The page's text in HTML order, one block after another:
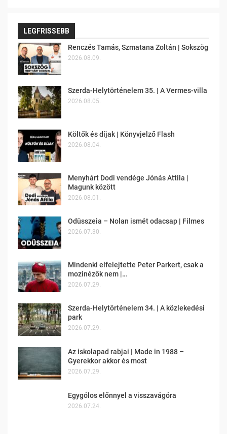
LEGFRISSEBB
Renczés Tamás, Szmatana Zoltán | Sokszög
2026.08.09.
Szerda-Helytörténelem 35. | A Vermes-villa
2026.08.05.
Költők és díjak | Könyvjelző Flash
2026.08.04.
Menyhárt Dodi vendége Jónás Attila |
Magunk között
2026.08.01.
Odüsszeia – Nolan ismét odacsap | Filmes
2026.07.30.
Mindenki elfelejtette Peter Parkert, csak a
mozinézők nem |…
2026.07.29.
Szerda-Helytörténelem 34. | A közlekedési
park
2026.07.29.
Az iskolapad rabjai | Made in 1988 –
Gyerekkor akkor és most
2026.07.29.
Egygólos előnnyel a visszavágóra
2026.07.24.